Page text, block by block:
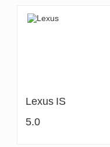
Lexus IS
5.0